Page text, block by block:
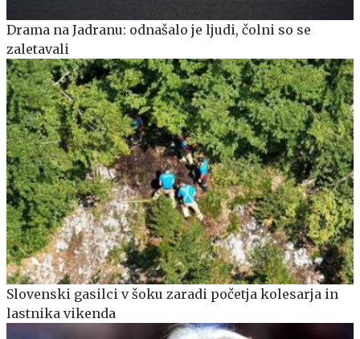
Drama na Jadranu: odnašalo je ljudi, čolni so se
zaletavali
Slovenski gasilci v šoku zaradi početja kolesarja in
lastnika vikenda